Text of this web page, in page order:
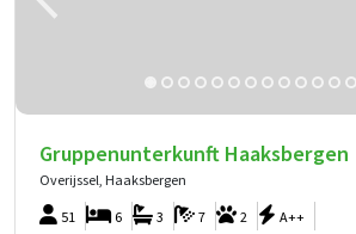
Gruppenunterkunft Haaksbergen
Overijssel, Haaksbergen
51 2
7
3 A++
6